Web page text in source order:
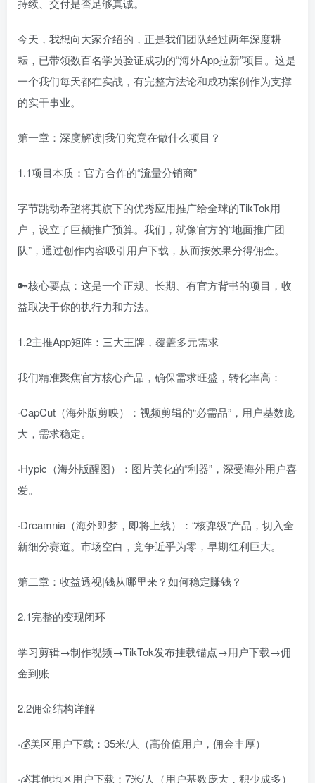
持续、交付是否足够真诚。
今天，我想向大家介绍的，正是我们团队经过两年深度耕
耘，已带领数百名学员验证成功的“海外App拉新”项目。这是
一个我们每天都在实战，有完整方法论和成功案例作为支撑
的实干事业。
第一章：深度解读|我们究竟在做什么项目？
1.1项目本质：官方合作的“流量分销商”
字节跳动希望将其旗下的优秀应用推广给全球的TikTok用
户，设立了巨额推广预算。我们，就像官方的“地面推广团
队”，通过创作内容吸引用户下载，从而按效果分得佣金。
🔑核心要点：这是一个正规、长期、有官方背书的项目，收
益取决于你的执行力和方法。
1.2主推App矩阵：三大王牌，覆盖多元需求
我们精准聚焦官方核心产品，确保需求旺盛，转化率高：
·CapCut（海外版剪映）：视频剪辑的“必需品”，用户基数庞
大，需求稳定。
·Hypic（海外版醒图）：图片美化的“利器”，深受海外用户喜
爱。
·Dreamnia（海外即梦，即将上线）：“核弹级”产品，切入全
新细分赛道。市场空白，竞争近乎为零，早期红利巨大。
第二章：收益透视|钱从哪里来？如何稳定賺钱？
2.1完整的变现闭环
学习剪辑→制作视频→TikTok发布挂载锚点→用户下载→佣
金到账
2.2佣金结构详解
·💰美区用户下载：35米/人（高价值用户，佣金丰厚）
·💰其他地区用户下载：7米/人（用户基数庞大，积少成多）